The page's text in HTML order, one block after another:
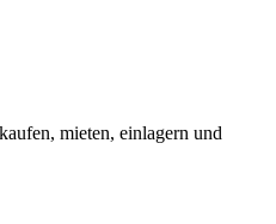
mieten, einlagern und